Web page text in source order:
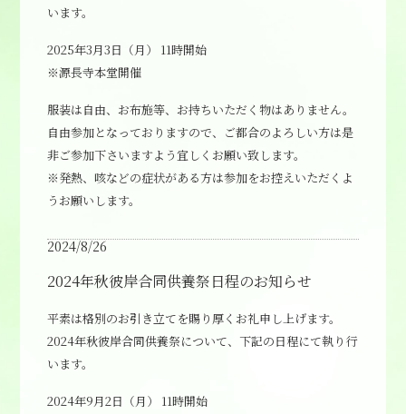
います。
2025年3月3日（月） 11時開始
※源長寺本堂開催
服装は自由、お布施等、お持ちいただく物はありません。
自由参加となっておりますので、ご都合のよろしい方は是
非ご参加下さいますよう宜しくお願い致します。
※発熱、咳などの症状がある方は参加をお控えいただくよ
うお願いします。
2024/8/26
2024年秋彼岸合同供養祭日程のお知らせ
平素は格別のお引き立てを賜り厚くお礼申し上げます。
2024年秋彼岸合同供養祭について、下記の日程にて執り行
います。
2024年9月2日（月） 11時開始